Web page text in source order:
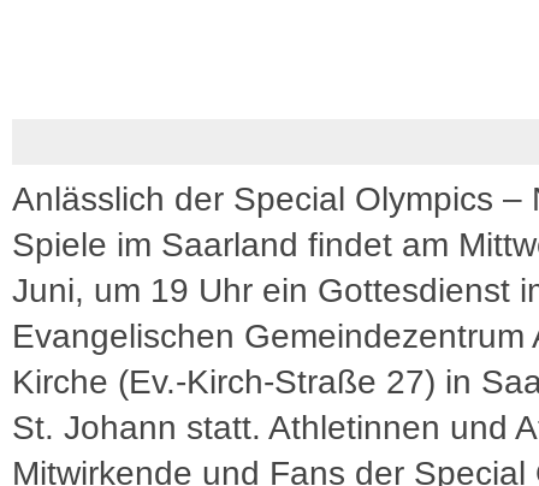
Anlässlich der Special Olympics –
Spiele im Saarland findet am
Juni, um 19 Uhr ein Gottesdienst
Evangelischen Gemeindezentrum
Kirche (Ev.-Kirch-Straße 27) in
St. Johann statt. Athletinnen und
Mitwirkende und Fans der Special